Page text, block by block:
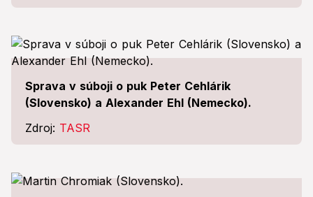
Sprava v súboji o puk Peter Cehlárik
(Slovensko) a Alexander Ehl (Nemecko).
Zdroj: TASR